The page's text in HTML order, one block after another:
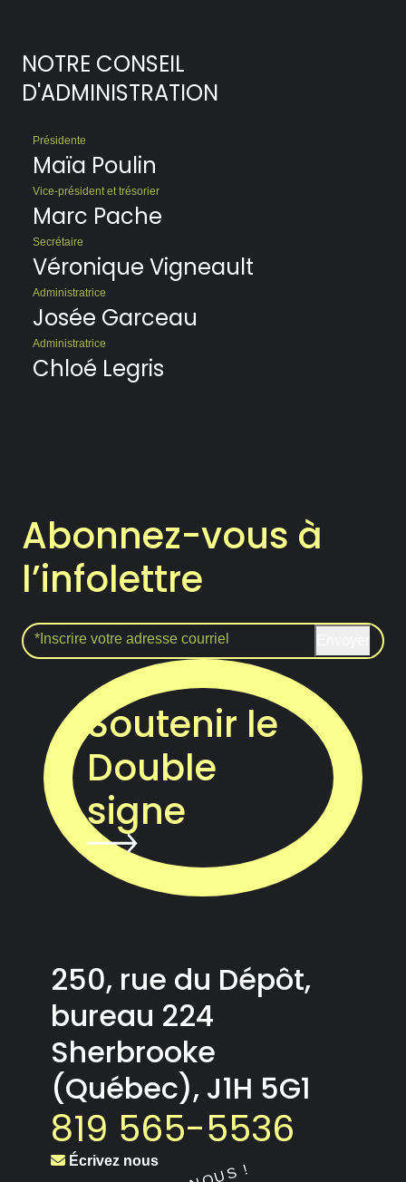
NOTRE CONSEIL
D'ADMINISTRATION
Présidente
Maïa Poulin
Vice-président et trésorier
Marc Pache
Secrétaire
Véronique Vigneault
Administratrice
Josée Garceau
Administratrice
Chloé Legris
Abonnez-vous à
l’infolettre
Soutenir le
Double
signe
250, rue du Dépôt,
bureau 224
Sherbrooke
(Québec), J1H 5G1
819 565-5536
Écrivez nous